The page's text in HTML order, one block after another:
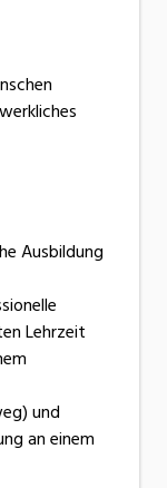
Ausbildung
Lehrzeit
und
an einem